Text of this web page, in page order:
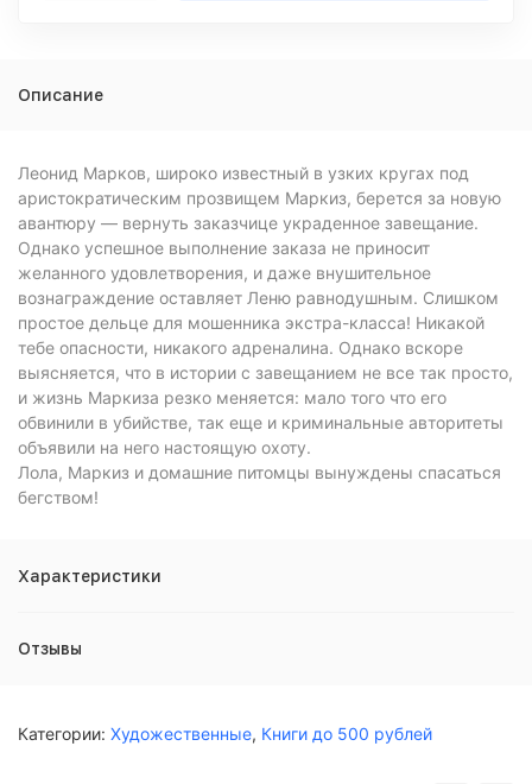
Описание
Леонид Марков, широко известный в узких кругах под
аристократическим прозвищем Маркиз, берется за новую
авантюру — вернуть заказчице украденное завещание.
Однако успешное выполнение заказа не приносит
желанного удовлетворения, и даже внушительное
вознаграждение оставляет Леню равнодушным. Слишком
простое дельце для мошенника экстра-класса! Никакой
тебе опасности, никакого адреналина. Однако вскоре
выясняется, что в истории с завещанием не все так просто,
и жизнь Маркиза резко меняется: мало того что его
обвинили в убийстве, так еще и криминальные авторитеты
объявили на него настоящую охоту.
Лола, Маркиз и домашние питомцы вынуждены спасаться
бегством!
Характеристики
Отзывы
Категории: Художественные, Книги до 500 рублей